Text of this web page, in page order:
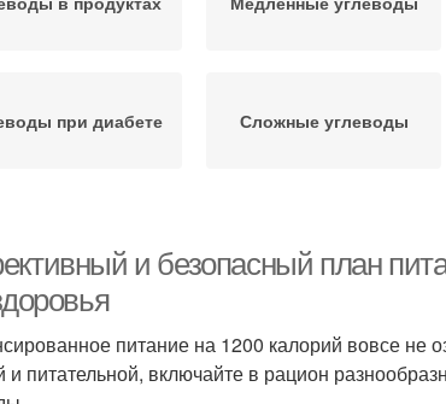
при диабете Сложные углеводы
и безопасный план
питание на 1200 калорий вовсе не
и питательной, включайте в рацион